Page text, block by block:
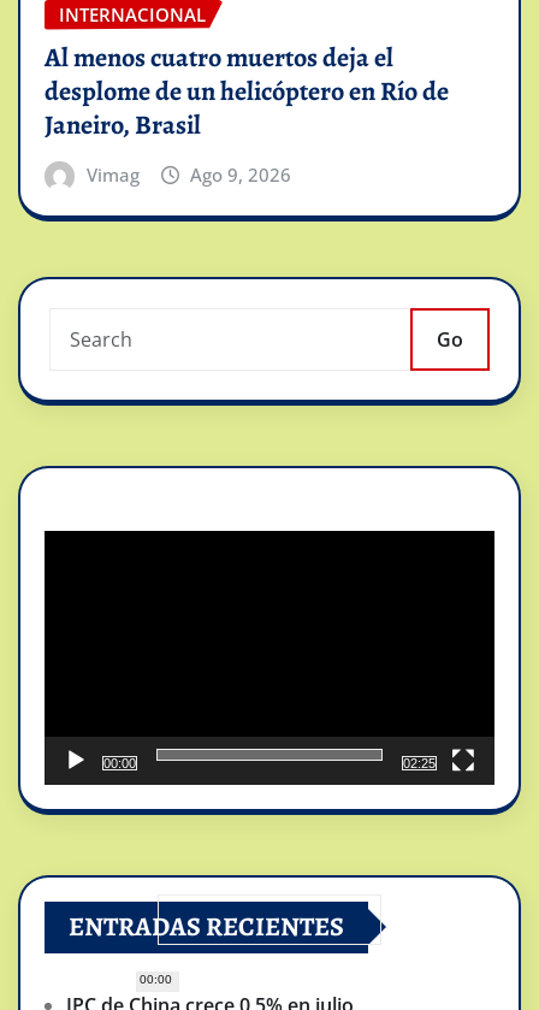
INTERNACIONAL
Al menos cuatro muertos deja el
desplome de un helicóptero en Río de
Janeiro, Brasil
Vimag Ago 9, 2026
Go
00:00
00:00
02:25
ENTRADAS RECIENTES
IPC de China crece 0,5% en julio